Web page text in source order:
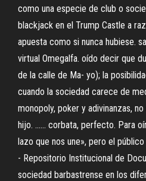
como una especie de club o
blackjack en el Trump Castle a
apuesta como si nunca hubiese.
virtual Omegalfa. oído decir que
de la calle de Ma- yo); la
cuando la sociedad carece de
monopoly, poker y adivinanzas,
hijo. ...... corbata, perfecto. Para
lazo que nos une», pero el
- Repositorio Institucional de
sociedad barbastrense en los